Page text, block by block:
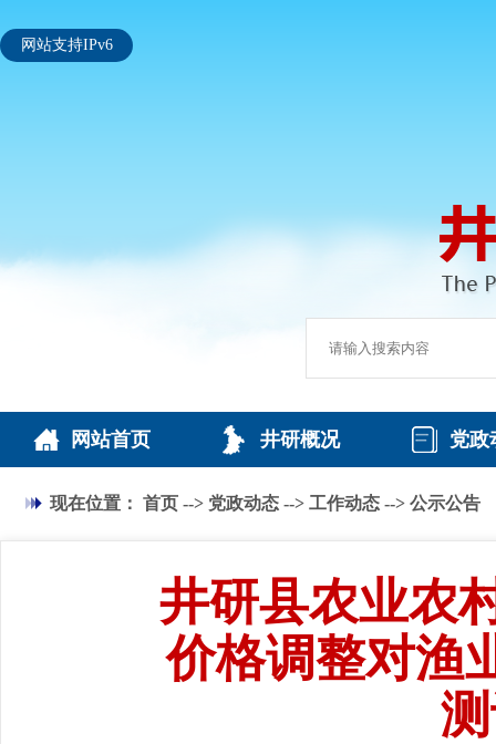
网站支持IPv6
网站首页 井研概况 党政
现在位置： 首页 --> 党政动态 --> 工作动态 --> 公示公告
井研县农业农
价格调整对渔